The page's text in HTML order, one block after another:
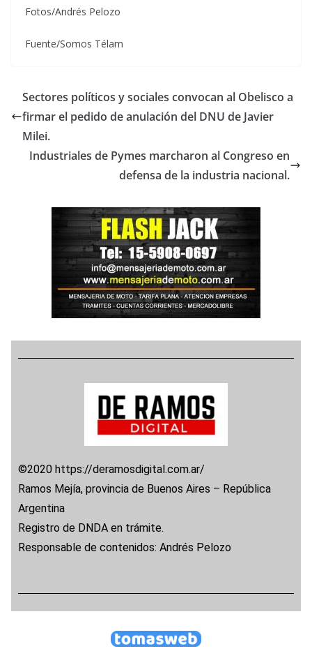
Fotos/Andrés Pelozo
Fuente/Somos Télam
Sectores políticos y sociales convocan al Obelisco a
firmar el pedido de anulación del DNU de Javier
Milei.
Industriales de Pymes marcharon al Congreso en
defensa de la industria nacional.
©2020 https://deramosdigital.com.ar/
Ramos Mejía, provincia de Buenos Aires – República
Argentina
Registro de DNDA en trámite.
Responsable de contenidos: Andrés Pelozo